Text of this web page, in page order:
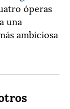
óperas
una
ambiciosa